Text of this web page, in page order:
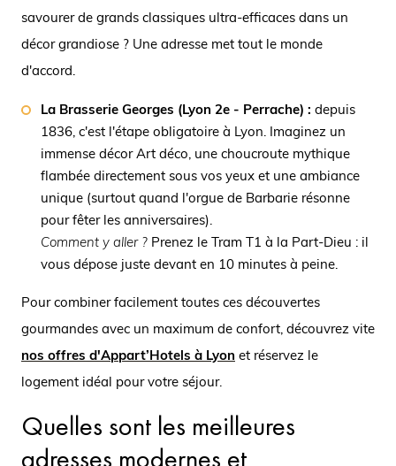
savourer de grands classiques ultra-efficaces dans un
décor grandiose ? Une adresse met tout le monde
d'accord.
La Brasserie Georges (Lyon 2e - Perrache) : depuis
1836, c'est l'étape obligatoire à Lyon. Imaginez un
immense décor Art déco, une choucroute mythique
flambée directement sous vos yeux et une ambiance
unique (surtout quand l'orgue de Barbarie résonne
pour fêter les anniversaires).
Comment y aller ?Prenez le Tram T1 à la Part-Dieu : il
vous dépose juste devant en 10 minutes à peine.
Pour combiner facilement toutes ces découvertes
gourmandes avec un maximum de confort, découvrez vite
nos offres d'Appart’Hotels à Lyon et réservez le
logement idéal pour votre séjour.
Quelles sont les meilleures
adresses modernes et